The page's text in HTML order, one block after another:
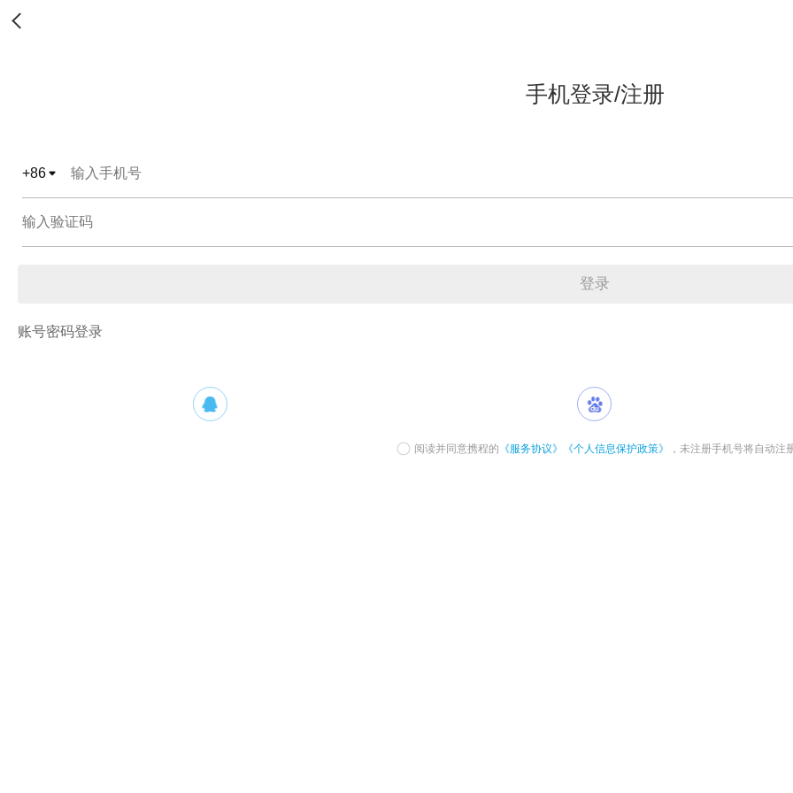
手机登录/注册
+86
登录
账号密码登录
阅读并同意携程的 《服务协议》 《个人信息保护政策》 ，未注册手机号将自动注